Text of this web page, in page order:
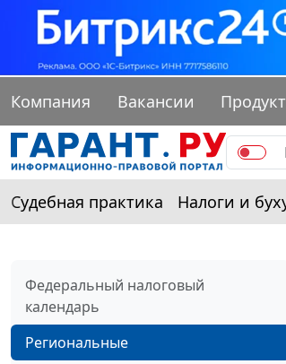
Компания Вакансии
Судебная практика Налоги и
Федеральный налоговый
календарь
Региональные